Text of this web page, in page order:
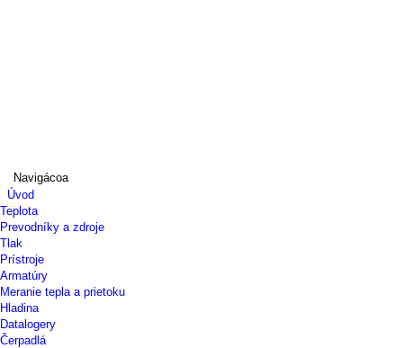
Navigácoa
Úvod
Teplota
Prevodníky a zdroje
Tlak
Prístroje
Armatúry
Meranie tepla a prietoku
Hladina
Datalogery
Čerpadlá